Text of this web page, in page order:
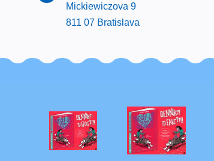
Mickiewiczova 9
811 07 Bratislava